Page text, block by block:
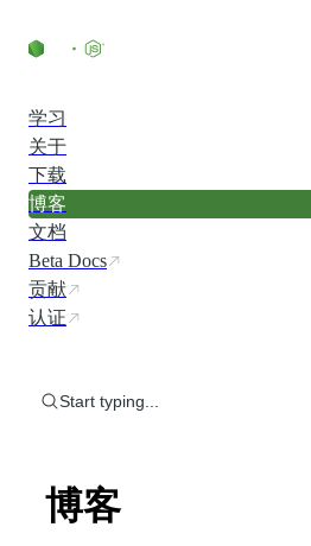
学习
关于
下载
博客
文档
Beta Docs
贡献
认证
Start typing...
博客